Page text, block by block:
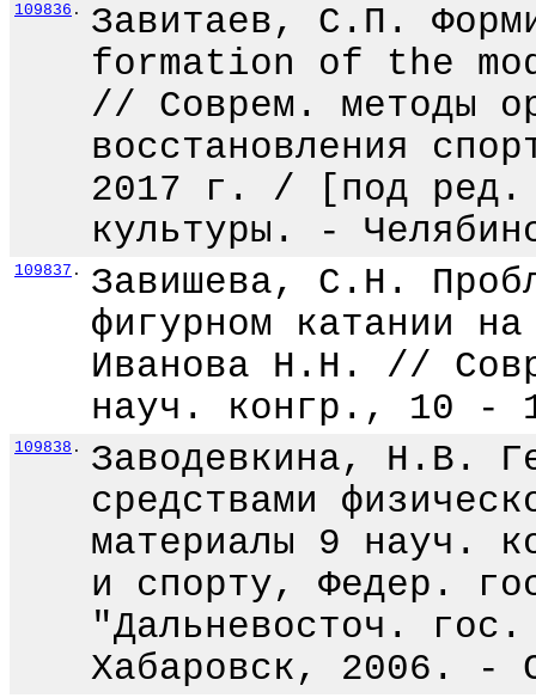
109836 .
Завитаев, С.П.
formation of the
// Соврем. методы
восстановления
2017 г. / [под ред.
культуры. -
109837 .
Завишева, С.Н.
фигурном катании
Иванова Н.Н. //
науч. конгр., 10
109838 .
Заводевкина, Н.В.
средствами
материалы 9 науч.
и спорту, Федер.
"Дальневосточ.
Хабаровск, 2006. -